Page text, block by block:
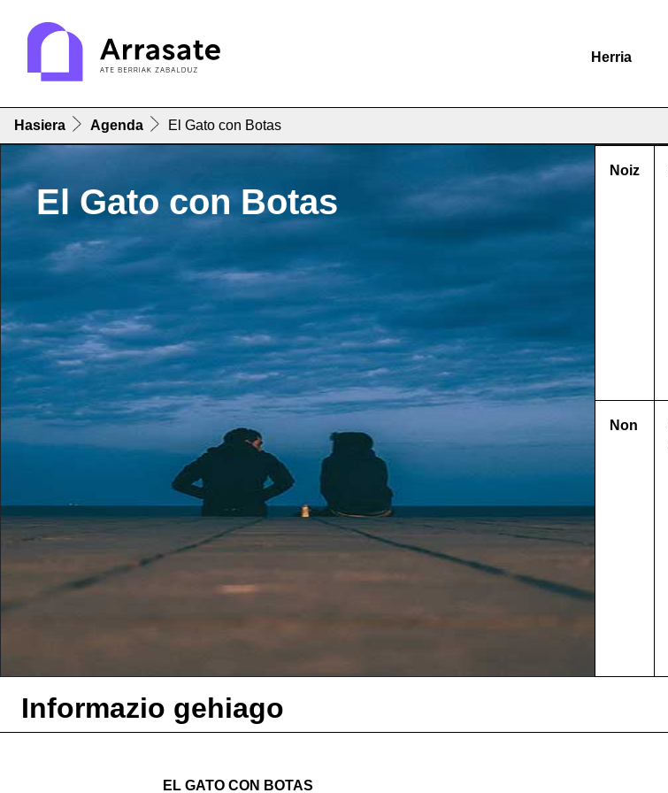
Herria
Hasiera Agenda El Gato con Botas
El Gato con Botas
Noiz
Non
Informazio gehiago
EL GATO CON BOTAS